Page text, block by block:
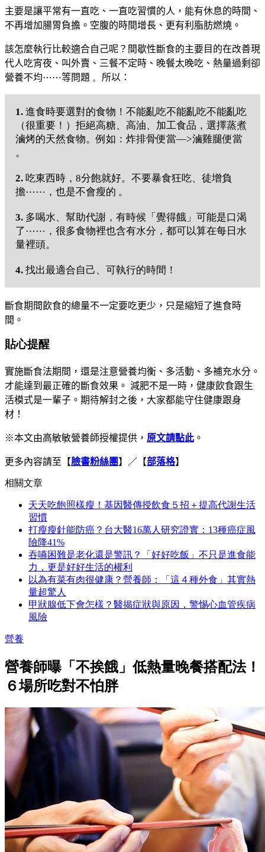
主要是讓平常有一直吃、一直吃習慣的人，能有休息的時間、
不再增加腸胃負擔。 空腹的時間增長、更有利脂肪燃燒。
該怎麼執行比較適合自己呢？ 間歇性斷食的主要目的在改善現
代人 吃宵夜、叫外賣、三餐不定時、晚餐太晚吃、熱量過剩卻
營養不均⋯⋯等問題 。 所以：
1. 進食時要選對的食物！不能亂吃不能亂吃不能亂吃
（很重要！）拒絕高糖、高油、加工食品，選擇蒸煮
滷烤的天然食物。例如：炸排骨便當—>滷雞腿便當
。
2. 吃東西時，8分飽就好。不要暴食狂吃、徒增負
擔⋯⋯，也是不會瘦的 。
3. 多喝水、幫助代謝，有時候「覺得餓」可能是口渴
了⋯⋯，很多食物裡也含有水分，都可以算在每日水
量裡頭。
4. 找出最適合自己、可執行的時間！
斷食期間飲食的總量不一定要吃更少， 只是縮短了進食時
間。
貼心提醒
實施斷食法期間， 還是注意營養均衡、多活動、多補充水分。
才能達到最正確的斷食效果。 減肥不是一時， 健康飲食跟生
活模式是一輩子。 期待解封之後， 大家都能守住健康跟身
材 ！
※本文由高敏敏營養師授權提供， 原文請點此。
更多內容請至【臉書粉絲團】／【部落格】
相關文章
天天吃飽照樣瘦！基因醫傳授飲食５招＋提高代謝生活
習慣
打瘦瘦針能防癌？台大醫16萬人研究證實：13種癌症風
險降41%
吞嚥困難是老化還是警訊？「好好吃飯」不只是進食能
力，更是好好生活的權利
以為有菜有肉很健康？營養師：「這４種外食」其實熱
量超驚人
甲狀腺低下會怎樣？醫揭症狀與原因，警惕心血管疾病
風險
營養
營養師曝「不挨餓」低熱量晚餐搭配法！
６場所吃對不怕胖